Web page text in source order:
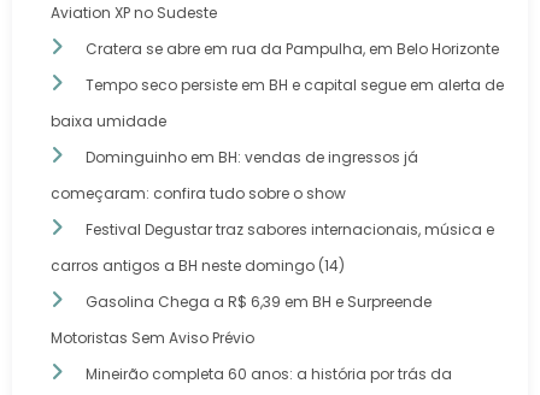
Aviation XP no Sudeste
Cratera se abre em rua da Pampulha, em Belo Horizonte
Tempo seco persiste em BH e capital segue em alerta de
baixa umidade
Dominguinho em BH: vendas de ingressos já
começaram: confira tudo sobre o show
Festival Degustar traz sabores internacionais, música e
carros antigos a BH neste domingo (14)
Gasolina Chega a R$ 6,39 em BH e Surpreende
Motoristas Sem Aviso Prévio
Mineirão completa 60 anos: a história por trás da